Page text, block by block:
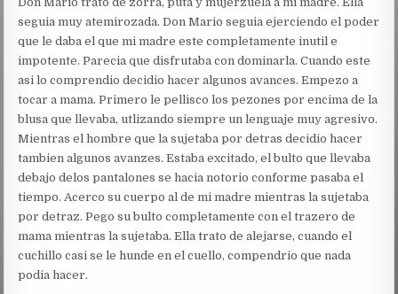
seguia muy atemirozada. Don Mario seguia ejerciendo el poder
que le daba el que mi madre este completamente inutil e
impotente. Parecia que disfrutaba con dominarla. Cuando este
asi lo comprendio decidio hacer algunos avances. Empezo a
tocar a mama. Primero le pellisco los pezones por encima de la
blusa que llevaba, utlizando siempre un lenguaje muy agresivo.
Mientras el hombre que la sujetaba por detras decidio hacer
tambien algunos avanzes. Estaba excitado, el bulto que llevaba
debajo delos pantalones se hacia notorio conforme pasaba el
tiempo. Acerco su cuerpo al de mi madre mientras la sujetaba
por detraz. Pego su bulto completamente con el trazero de
mama mientras la sujetaba. Ella trato de alejarse, cuando el
cuchillo casi se le hunde en el cuello, compendrio que nada
podia hacer.